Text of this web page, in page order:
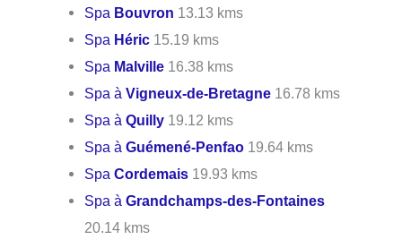
Spa Bouvron 13.13 kms
Spa Héric 15.19 kms
Spa Malville 16.38 kms
Spa àVigneux-de-Bretagne 16.78 kms
Spa àQuilly 19.12 kms
Spa àGuémené-Penfao 19.64 kms
SpaCordemais 19.93 kms
Spa àGrandchamps-des-Fontaines
20.14 kms